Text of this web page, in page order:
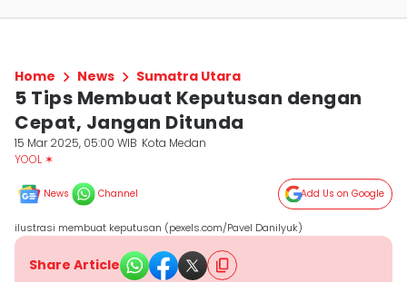
Home News Sumatra Utara
5 Tips Membuat Keputusan dengan
Cepat, Jangan Ditunda
15 Mar 2025, 05:00 WIB Kota Medan
YOOL ✶
News Channel Add Us on Google
ilustrasi membuat keputusan (pexels.com/Pavel Danilyuk)
Share Article